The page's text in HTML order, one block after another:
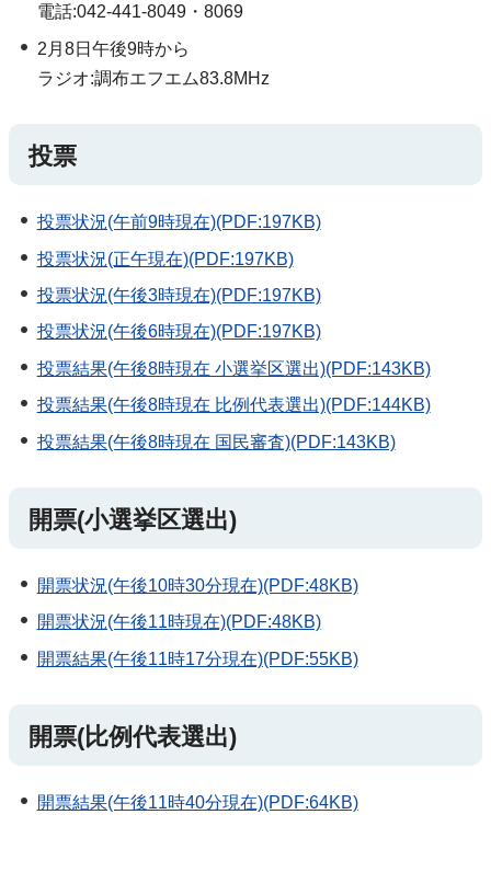
電話:042-441-8049・8069
2月8日午後9時から
ラジオ:調布エフエム83.8MHz
投票
投票状況(午前9時現在)(PDF:197KB)
投票状況(正午現在)(PDF:197KB)
投票状況(午後3時現在)(PDF:197KB)
投票状況(午後6時現在)(PDF:197KB)
投票結果(午後8時現在 小選挙区選出)(PDF:143KB)
投票結果(午後8時現在 比例代表選出)(PDF:144KB)
投票結果(午後8時現在 国民審査)(PDF:143KB)
開票(小選挙区選出)
開票状況(午後10時30分現在)(PDF:48KB)
開票状況(午後11時現在)(PDF:48KB)
開票結果(午後11時17分現在)(PDF:55KB)
開票(比例代表選出)
開票結果(午後11時40分現在)(PDF:64KB)